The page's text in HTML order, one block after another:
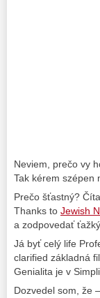
Neviem, prečo vy
Tak kérem szépen
Prečo šťastný?
Thanks to Jewish
a zodpovedať
Já byť celý life
clarified základná
Genialita je v
Dozvedel som, že